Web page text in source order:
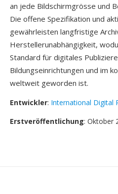
an jede Bildschirmgrösse und
Die offene Spezifikation und
gewährleisten langfristige
Herstellerunabhängigkeit,
Standard für digitales
Bildungseinrichtungen und im
weltweit geworden ist.
Entwickler: International Digital
Erstveröffentlichung: Oktober